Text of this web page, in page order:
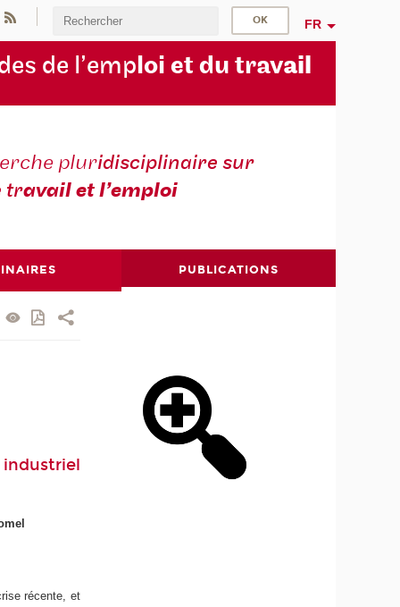
FR
de l’emploi et du travail
pluridisciplinaire sur
travail et l’emploi
PUBLICATIONS
industriel
récente, et